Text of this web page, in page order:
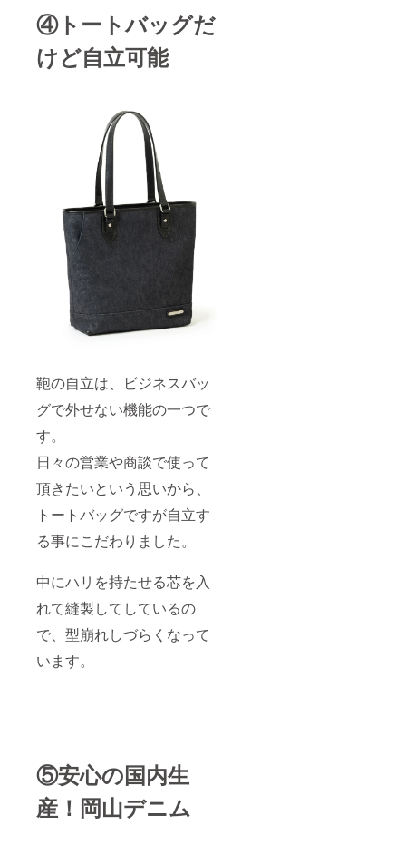
④トートバッグだ
けど自立可能
鞄の自立は、ビジネスバッ
グで外せない機能の一つで
す。
日々の営業や商談で使って
頂きたいという思いから、
トートバッグですが自立す
る事にこだわりました。
中にハリを持たせる芯を入
れて縫製してしているの
で、型崩れしづらくなって
います。
⑤安心の国内生
産！岡山デニム